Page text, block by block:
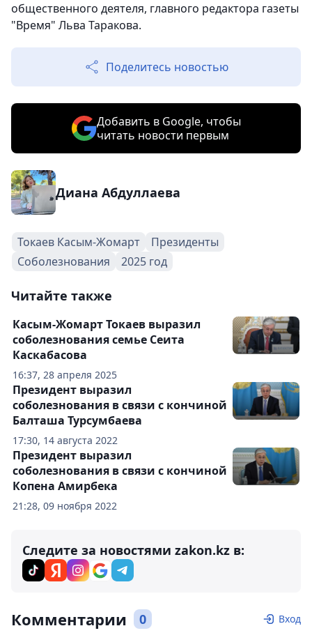
общественного деятеля, главного редактора газеты
"Время" Льва Таракова.
Поделитесь новостью
Добавить в Google, чтобы
читать новости первым
Диана Абдуллаева
Токаев Касым-Жомарт
Президенты
Соболезнования
2025 год
Читайте также
16:37, 28 апреля 2025
Касым-Жомарт Токаев выразил
соболезнования семье Сеита
Каскабасова
17:30, 14 августа 2022
Президент выразил
соболезнования в связи с кончиной
Балташа Турсумбаева
21:28, 09 ноября 2022
Президент выразил
соболезнования в связи с кончиной
Копена Амирбека
Следите за новостями zakon.kz в:
Комментарии 0 Вход